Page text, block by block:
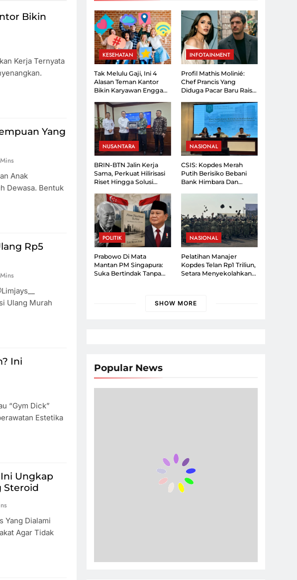
Usai Netizen Sebut Fisiknya
Makin Mengkhawatirkan
Media Asing Kembali Soroti
Pemerintahan Prabowo,
Indonesia Disebut Akan
Bikin
Kerja Ternyata
Yang
Anak
Dewasa. Bentuk
Rp5
Ulang Murah
Ini
“gym Dick”
Estetika
Ungkap
Steroid
Yang Dialami
Agar Tidak
KESEHATAN
Tak Melulu Gaji, Ini 4
Alasan Teman Kantor
Bikin Karyawan Enggan
INFOTAINMENT
Profil Mathis Molinié:
Chef Prancis Yang
Diduga Pacar Baru Raisa,
Publik!
NUSANTARA
BRIN-BTN Jalin Kerja
Sama, Perkuat Hilirisasi
Riset Hingga Solusi
NASIONAL
CSIS: Kopdes Merah
Putih Berisiko Bebani
Bank Himbara Dan
POLITIK
Prabowo Di Mata
Mantan PM Singapura:
Suka Bertindak Tanpa
NASIONAL
Pelatihan Manajer
Kopdes Telan Rp1 Triliun,
Setara Menyekolahkan
SHOW MORE
Popular News